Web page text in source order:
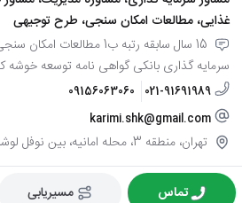
غذایی، مطالعات امکان سنجی، طرح توجیهی
15 سال سابقه رتبه ب1
سرمایه گذاری بانکی گواهی نامه توسعه
021-91691989
09156063060
karimi.shk@gmail.com
تهران، منطقه 3، محله امانیه، بین نوفل لوشاتو 14 و 16
تماس مسیریابی